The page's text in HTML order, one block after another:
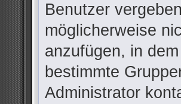
Benutzer
möglicherweise
anzufügen, in
bestimmte
Administrator